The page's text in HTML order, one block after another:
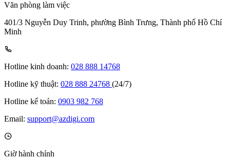
Văn phòng làm việc
401/3 Nguyễn Duy Trinh, phường Bình Trưng, Thành phố Hồ Chí
Minh
Hotline kinh doanh: 028 888 14768
Hotline kỹ thuật: 028 888 24768 (24/7)
Hotline kế toán: 0903 982 768
Email: support@azdigi.com
Giờ hành chính